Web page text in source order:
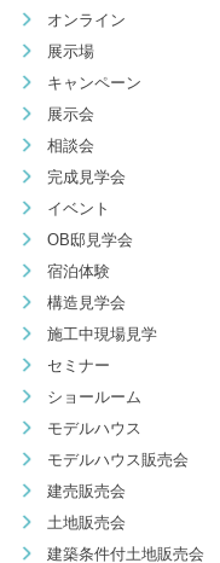
オンライン
展示場
キャンペーン
展示会
相談会
完成見学会
イベント
OB邸見学会
宿泊体験
構造見学会
施工中現場見学
セミナー
ショールーム
モデルハウス
モデルハウス販売会
建売販売会
土地販売会
建築条件付土地販売会